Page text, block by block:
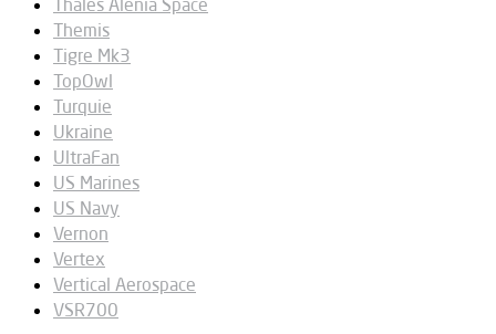
Themis
Tigre Mk3
TopOwl
Turquie
Ukraine
UltraFan
US Marines
US Navy
Vernon
Vertex
Vertical Aerospace
VSR700